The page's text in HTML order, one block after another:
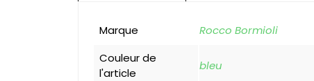
Marque
Rocco Bormioli
Couleur de
l'article
bleu